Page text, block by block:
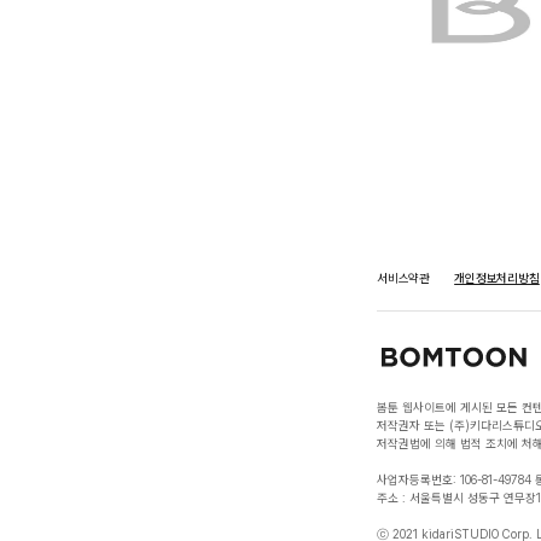
서비스약관 개인정보처리방침
봄툰 웹사이트에 게시된 모든 컨
저작권자 또는 (주)키다리스튜디
저작권법에 의해 법적 조치에 처
사업자등록번호: 106-81-49784
주소 : 서울특별시 성동구 연무
ⓒ 2021 kidariSTUDIO Corp.